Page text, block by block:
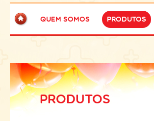
Quem Somos Produtos
PRODUTOS